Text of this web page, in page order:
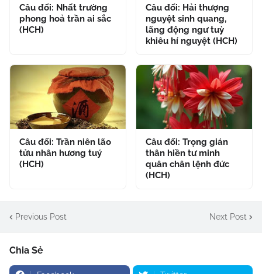
Câu đối: Nhất trường
phong hoả trần ai sắc
(HCH)
Câu đối: Hải thượng
nguyệt sinh quang,
lãng động ngư tuỳ
khiêu hí nguyệt (HCH)
Câu đối: Trần niên lão
tửu nhân hương tuý
(HCH)
Câu đối: Trọng gián
thân hiền tư minh
quân chân lệnh đức
(HCH)
Previous Post Next Post
Chia Sẻ